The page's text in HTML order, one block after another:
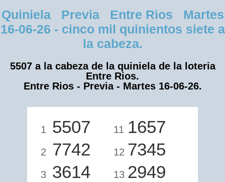
Quiniela Previa Entre Rios Martes
16-06-26 - cinco mil quinientos siete a
la cabeza.
5507 a la cabeza de la quiniela de la loteria
Entre Rios.
Entre Rios - Previa - Martes 16-06-26.
1 5507
2 7742
3 3614
11 1657
12 7345
13 2949